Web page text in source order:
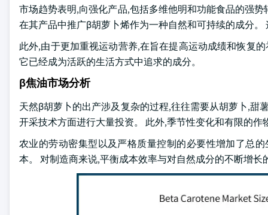
市场趋势表明,向强化产品,包括多维他明和功能食品的强
在其产品中推广β胡萝卜烯作为一种自然和可持续的成分
此外,由于更加重视运动营养,在旨在提高运动成绩和恢复
它已经成为活跃的生活方式中追求的成分。
β焦油市场分析
天然β胡萝卜的出产涉及复杂的过程,往往需要从胡萝卜,甜
开采技术方面进行大量投资。 此外,季节性变化和有限的
农业的劳动密集型以及严格质量控制的必要性增加了总
本。 对制造商来说,平衡成本效率与对自然成分的不断增